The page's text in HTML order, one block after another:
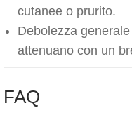
cutanee o prurito.
Debolezza
attenuano con un
FAQ